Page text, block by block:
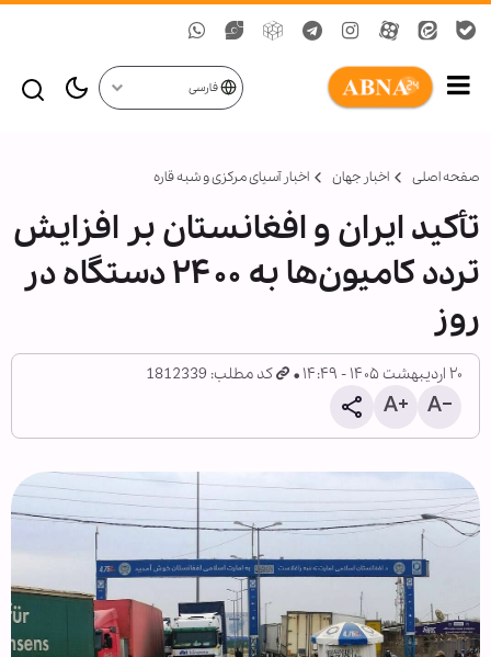
فارسی
صفحه اصلی اخبار جهان اخبار آسیای مرکزی و شبه قاره
تأکید ایران و افغانستان بر افزایش
تردد کامیون‌ها به ۲۴۰۰ دستگاه در
روز
۲۰ اردیبهشت ۱۴۰۵ - ۱۴:۴۹ کد مطلب: 1812339